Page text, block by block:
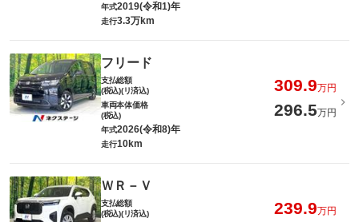
年式2019(令和1)年
走行3.3万km
フリード
支払総額
(税込)(リ済込)
309.9万円
車両本体価格
(税込)
296.5万円
年式2026(令和8)年
走行10km
ＷＲ－Ｖ
支払総額
(税込)(リ済込)
239.9万円